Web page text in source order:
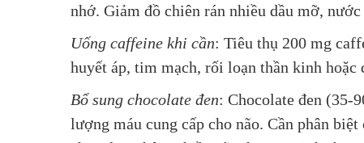
nhớ. Giảm đồ chiên rán nhiều dầu mỡ,
Uống caffeine khi cần: Tiêu thụ 200 mg
huyết áp, tim mạch, rối loạn thần kinh
Bổ sung chocolate đen: Chocolate đen (35-
lượng máu cung cấp cho não. Cần phân